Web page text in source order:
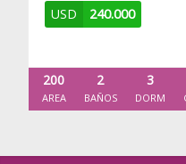
USD 240.000
200
AREA
2
BAÑOS
3
DORM